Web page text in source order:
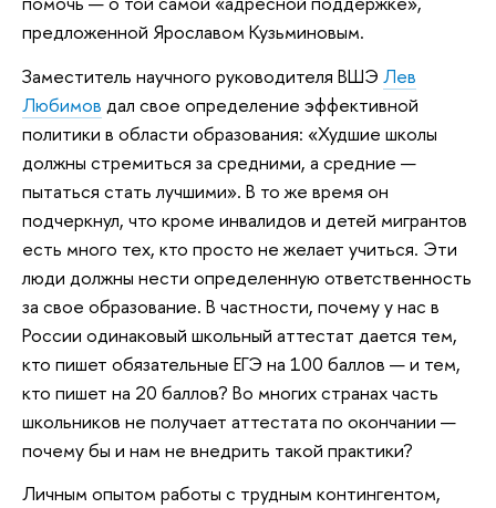
предложенной Ярославом Кузьминовым.
Заместитель научного руководителя ВШЭ Лев
Любимов дал свое определение эффективной
политики в области образования: «Худшие школы
должны стремиться за средними, а средние —
пытаться стать лучшими». В то же время он
подчеркнул, что кроме инвалидов и детей мигрантов
есть много тех, кто просто не желает учиться. Эти
люди должны нести определенную ответственность
за свое образование. В частности, почему у нас в
России одинаковый школьный аттестат дается тем,
кто пишет обязательные ЕГЭ на 100 баллов — и тем,
кто пишет на 20 баллов? Во многих странах часть
школьников не получает аттестата по окончании —
почему бы и нам не внедрить такой практики?
Личным опытом работы с трудным контингентом,